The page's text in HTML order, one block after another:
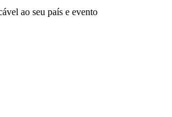
ao seu país e evento